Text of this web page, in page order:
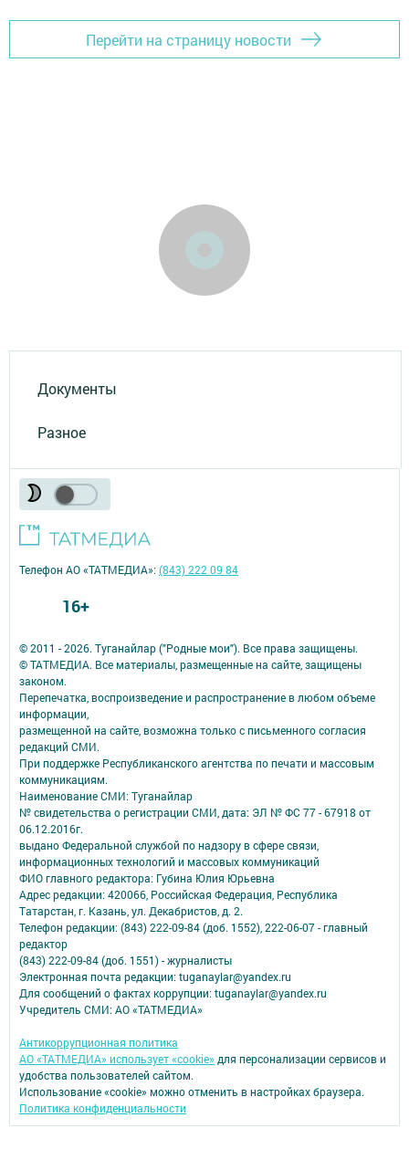
Перейти на страницу новости
Документы
Разное
© 2011 - 2026. Туганайлар ("Родные мои"). Все права защищены.
© ТАТМЕДИА. Все материалы, размещенные на сайте, защищены
законом.
Перепечатка, воспроизведение и распространение в любом объеме
информации,
размещенной на сайте, возможна только с письменного согласия
редакций СМИ.
При поддержке Республиканского агентства по печати и массовым
коммуникациям.
Наименование СМИ: Туганайлар
№ свидетельства о регистрации СМИ, дата: ЭЛ № ФС 77 - 67918 от
06.12.2016г.
выдано Федеральной службой по надзору в сфере связи,
информационных технологий и массовых коммуникаций
ФИО главного редактора: Губина Юлия Юрьевна
Адрес редакции: 420066, Российская Федерация, Республика
Татарстан, г. Казань, ул. Декабристов, д. 2.
Телефон редакции: (843) 222-09-84 (доб. 1552), 222-06-07 - главный
редактор
(843) 222-09-84 (доб. 1551) - журналисты
Электронная почта редакции: tuganaylar@yandex.ru
Для сообщений о фактах коррупции: tuganaylar@yandex.ru
Учредитель СМИ: АО «ТАТМЕДИА»
Антикоррупционная политика
АО «ТАТМЕДИА» использует «cookie» для персонализации сервисов и
удобства пользователей сайтом.
Использование «cookie» можно отменить в настройках браузера.
Политика конфиденциальности
Телефон АО «ТАТМЕДИА»:(843) 222 09 84
16+